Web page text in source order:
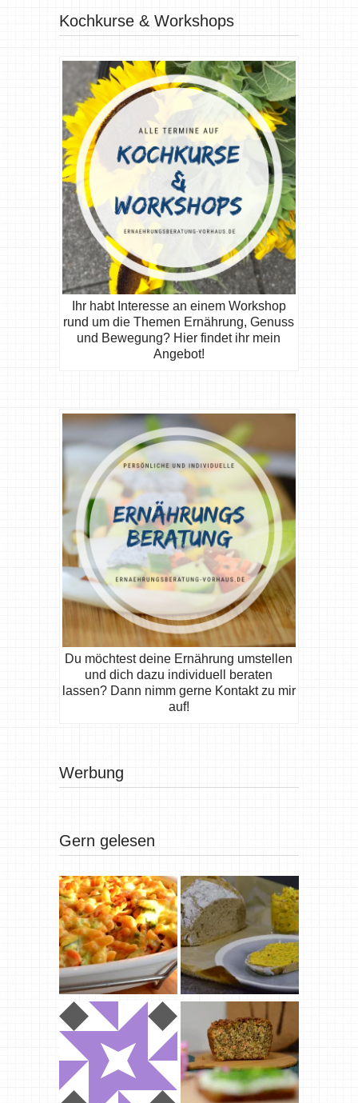
Kochkurse & Workshops
Ihr habt Interesse an einem Workshop
rund um die Themen Ernährung, Genuss
und Bewegung? Hier findet ihr mein
Angebot!
Du möchtest deine Ernährung umstellen
und dich dazu individuell beraten
lassen? Dann nimm gerne Kontakt zu mir
auf!
Werbung
Gern gelesen